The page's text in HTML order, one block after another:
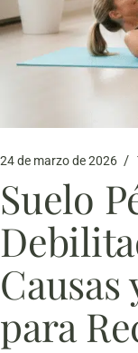
24 de marzo de 2026
Suelo
para